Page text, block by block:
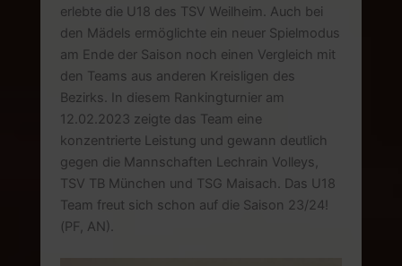
erlebte die U18 des TSV Weilheim. Auch bei
den Mädels ermöglichte ein neuer Spielmodus
am Ende der Saison noch einen Vergleich mit
den Teams aus anderen Kreisligen des
Bezirks. In diesem Rankingturnier am
12.02.2023 zeigte das Team eine
konzentrierte Leistung und gewann deutlich
gegen die Mannschaften Lechrain Volleys,
TSV TB München und TSG Maisach. Das U18
Team freut sich schon auf die Saison 23/24!
(PF, AN).